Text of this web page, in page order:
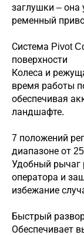
заглушки – она
ременный
Система Pivot
поверхности
Колеса и
время работы
обеспечивая
ландшафте.
7 положений
диапазоне от
Удобный рычаг
оператора и
избежание
Быстрый
Обеспечивает